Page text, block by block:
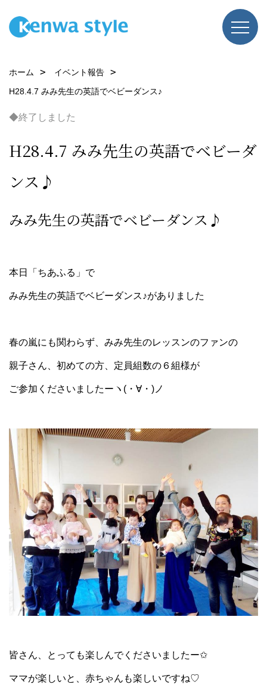
ホーム
イベント報告
H28.4.7 みみ先生の英語でベビーダンス♪
◆終了しました
H28.4.7 みみ先生の英語でベビーダ
ンス♪
みみ先生の英語でベビーダンス♪
本日「ちあふる」で
みみ先生の英語でベビーダンス♪がありました
春の嵐にも関わらず、みみ先生のレッスンのファンの
親子さん、初めての方、定員組数の６組様が
ご参加くださいましたーヽ(・∀・)ノ
皆さん、とっても楽しんでくださいましたー✩
ママが楽しいと、赤ちゃんも楽しいですね♡